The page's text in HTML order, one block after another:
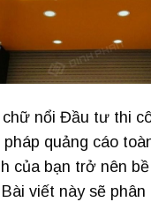
chữ nổi Đầu tư thi
quảng cáo
của bạn trở nên
viết này sẽ